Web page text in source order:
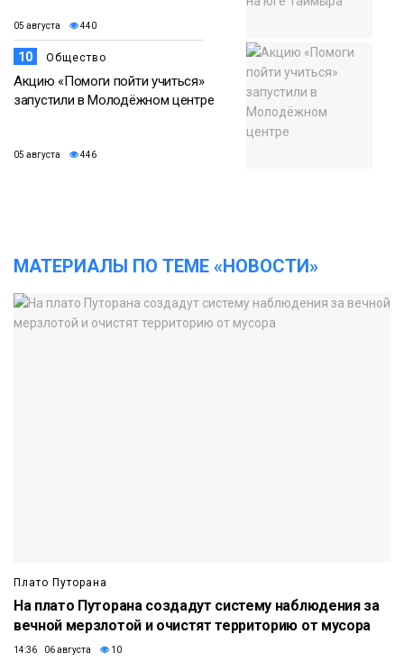
05 августа 440
10 Общество
Акцию «Помоги пойти учиться»
запустили в Молодёжном центре
05 августа 446
МАТЕРИАЛЫ ПО ТЕМЕ «НОВОСТИ»
Плато Путорана
На плато Путорана создадут систему наблюдения за
вечной мерзлотой и очистят территорию от мусора
14:36 06 августа 10